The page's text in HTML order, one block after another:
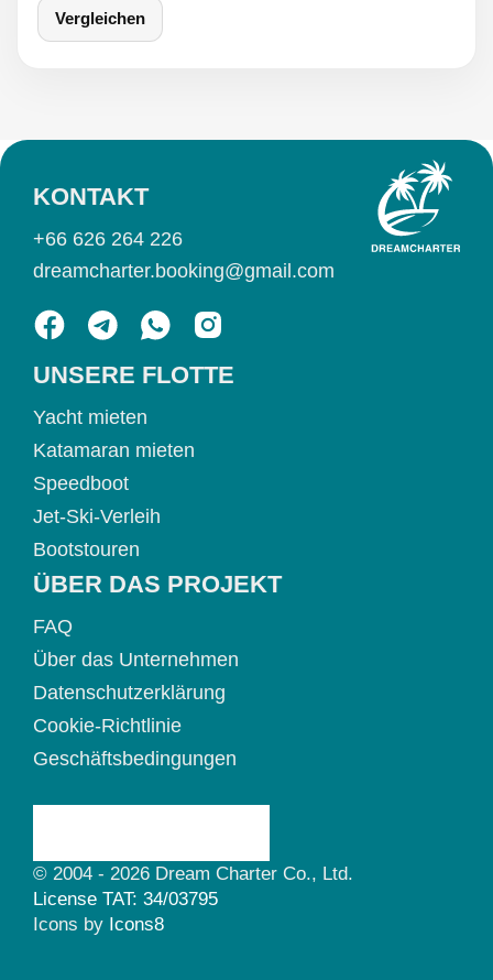
Vergleichen
UNSERE FLOTTE
Yacht mieten
Katamaran mieten
Speedboot
Jet-Ski-Verleih
Bootstouren
ÜBER DAS PROJEKT
FAQ
Über das Unternehmen
Datenschutzerklärung
Cookie-Richtlinie
Geschäftsbedingungen
KONTAKT
+66 626 264 226
dreamcharter.booking@gmail.com
© 2004 - 2026 Dream Charter Co., Ltd.
License TAT: 34/03795
Icons by Icons8